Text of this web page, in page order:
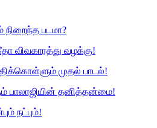
நிறைந்த படமா?
விவகாரத்து வழக்கு!
முதல் பாடல்!
பாலாஜியின் தனித்தன்மை!
நட்பும்!